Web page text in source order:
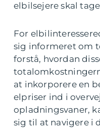
elbilsejere skal
For
sig informeret om
forstå, hvordan
at inkorporere en
elpriser ind i
opladningsvaner,
sig til at navigere i